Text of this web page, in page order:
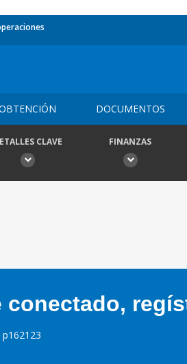
DOCUMENTOS
CLAVE FINANZAS
conectado,